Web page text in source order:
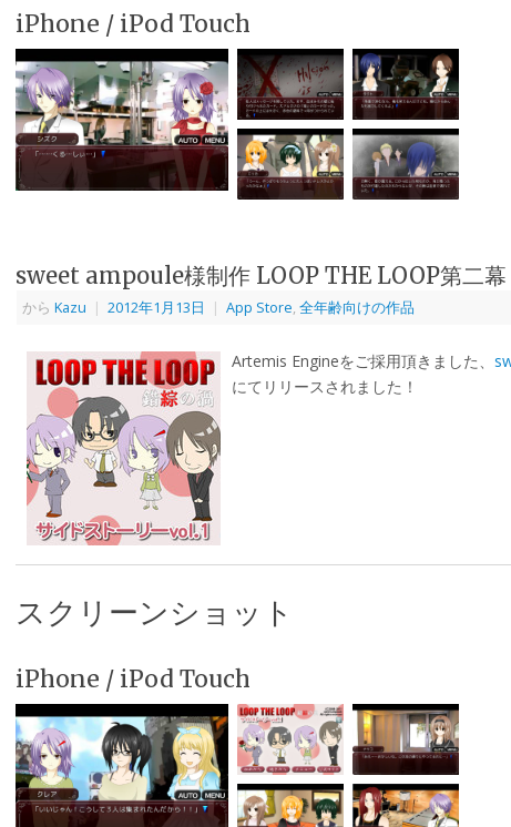
iPhone / iPod Touch
sweet ampoule様制作 LOOP THE LOOP第二
から Kazu | 2012年1月13日 | App Store, 全年齢向けの作品
Artemis Engineをご採用頂きました、
にてリリースされました！
スクリーンショット
iPhone / iPod Touch